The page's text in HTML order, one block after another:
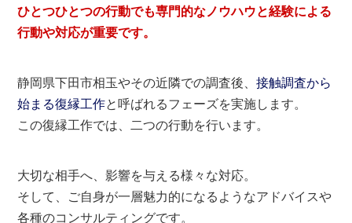
ひとつひとつの行動でも専門的なノウハウと経験による
行動や対応が重要です。
静岡県下田市相玉やその近隣での調査後、接触調査から
始まる復縁工作と呼ばれるフェーズを実施します。
この復縁工作では、二つの行動を行います。
大切な相手へ、影響を与える様々な対応。
そして、ご自身が一層魅力的になるようなアドバイスや
各種のコンサルティングです。